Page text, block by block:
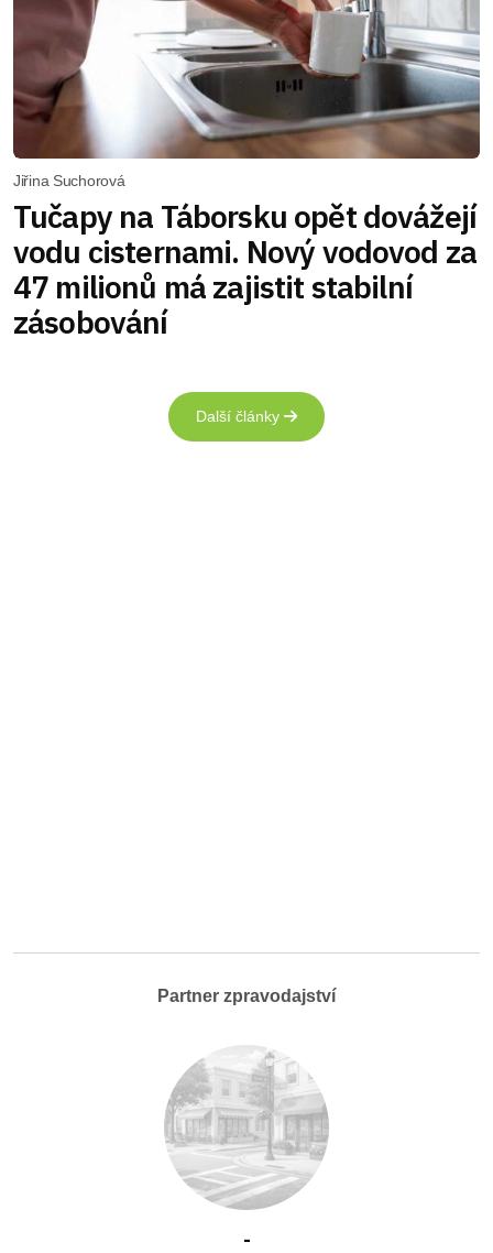
Jiřina Suchorová
Tučapy na Táborsku opět dovážejí
vodu cisternami. Nový vodovod za
47 milionů má zajistit stabilní
zásobování
Další články
Partner zpravodajství
-